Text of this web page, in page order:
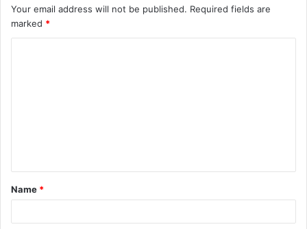
Your email address will not be published. Required fields are
marked *
Name *